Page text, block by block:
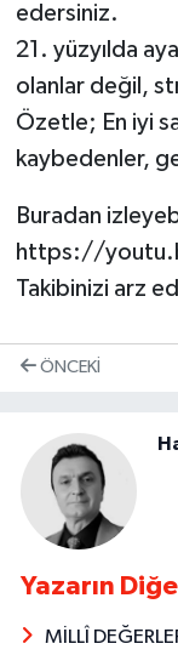
edersiniz.
21. yüzyılda
olanlar değil,
Özetle; En iyi
kaybedenler,
Buradan
https://
Takibinizi arz
ÖNCEKI
Yazarın
MİLLÎ